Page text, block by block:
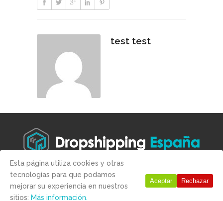
test test
Copyright © 2019 - Aviso legal-Condiciones de compra-Politica
de Privacidad -Politica de Cookies
Esta página utiliza cookies y otras
tecnologías para que podamos
mejorar su experiencia en nuestros
sitios: Más información.
Aceptar Rechazar